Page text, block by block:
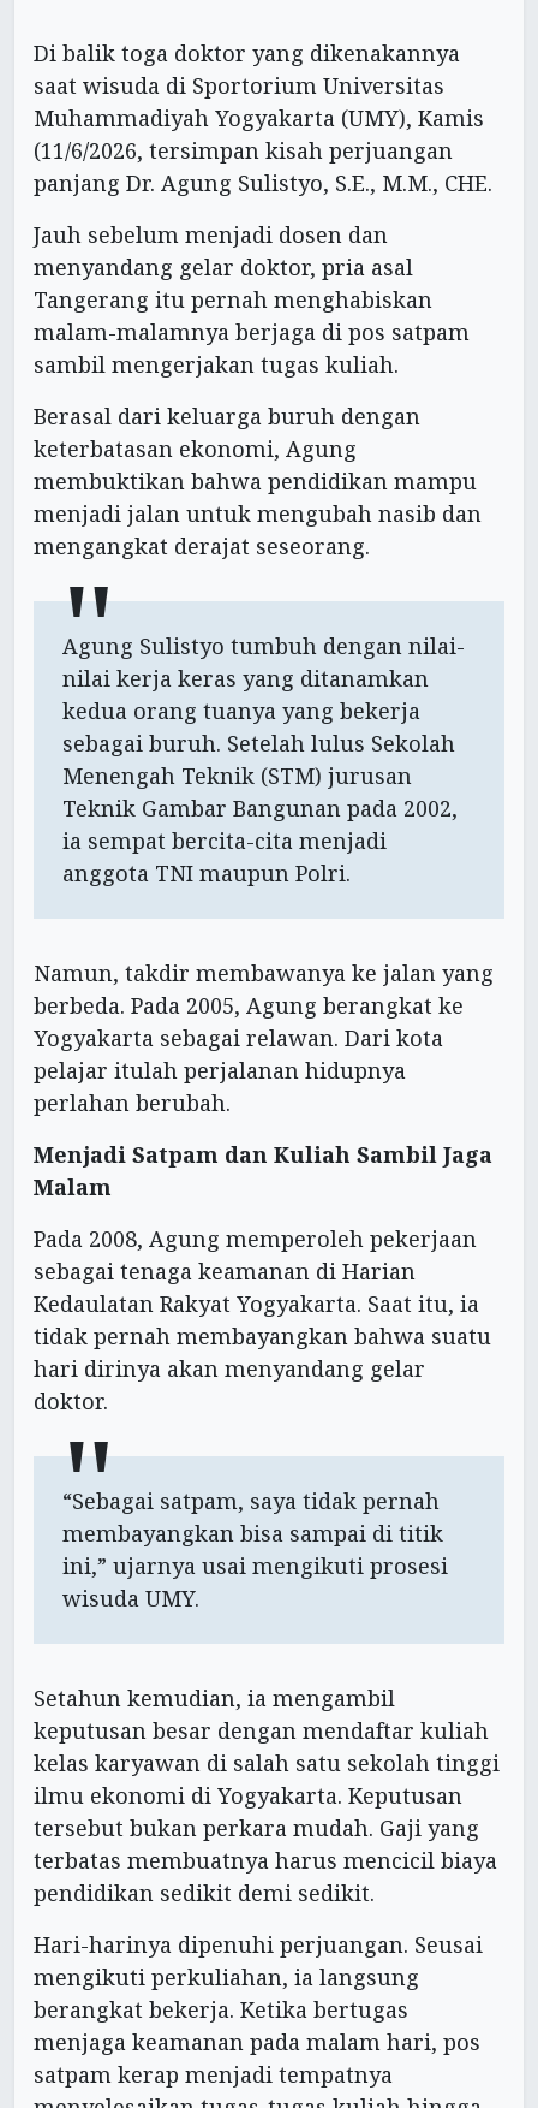
Di balik toga doktor yang dikenakannya
saat wisuda di Sportorium Universitas
Muhammadiyah Yogyakarta (UMY), Kamis
(11/6/2026, tersimpan kisah perjuangan
panjang Dr. Agung Sulistyo, S.E., M.M., CHE.
Jauh sebelum menjadi dosen dan
menyandang gelar doktor, pria asal
Tangerang itu pernah menghabiskan
malam-malamnya berjaga di pos satpam
sambil mengerjakan tugas kuliah.
Berasal dari keluarga buruh dengan
keterbatasan ekonomi, Agung
membuktikan bahwa pendidikan mampu
menjadi jalan untuk mengubah nasib dan
mengangkat derajat seseorang.
Agung Sulistyo tumbuh dengan nilai-
nilai kerja keras yang ditanamkan
kedua orang tuanya yang bekerja
sebagai buruh. Setelah lulus Sekolah
Menengah Teknik (STM) jurusan
Teknik Gambar Bangunan pada 2002,
ia sempat bercita-cita menjadi
anggota TNI maupun Polri.
Namun, takdir membawanya ke jalan yang
berbeda. Pada 2005, Agung berangkat ke
Yogyakarta sebagai relawan. Dari kota
pelajar itulah perjalanan hidupnya
perlahan berubah.
Menjadi Satpam dan Kuliah Sambil Jaga
Malam
Pada 2008, Agung memperoleh pekerjaan
sebagai tenaga keamanan di Harian
Kedaulatan Rakyat Yogyakarta. Saat itu, ia
tidak pernah membayangkan bahwa suatu
hari dirinya akan menyandang gelar
doktor.
“Sebagai satpam, saya tidak pernah
membayangkan bisa sampai di titik
ini,” ujarnya usai mengikuti prosesi
wisuda UMY.
Setahun kemudian, ia mengambil
keputusan besar dengan mendaftar kuliah
kelas karyawan di salah satu sekolah tinggi
ilmu ekonomi di Yogyakarta. Keputusan
tersebut bukan perkara mudah. Gaji yang
terbatas membuatnya harus mencicil biaya
pendidikan sedikit demi sedikit.
Hari-harinya dipenuhi perjuangan. Seusai
mengikuti perkuliahan, ia langsung
berangkat bekerja. Ketika bertugas
menjaga keamanan pada malam hari, pos
satpam kerap menjadi tempatnya